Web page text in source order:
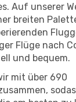
Auf unserer
breiten
Flüge nach
und bequem.
mit über 690